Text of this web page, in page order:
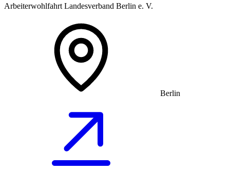
Arbeiterwohlfahrt Landesverband Berlin e. V.
Berlin